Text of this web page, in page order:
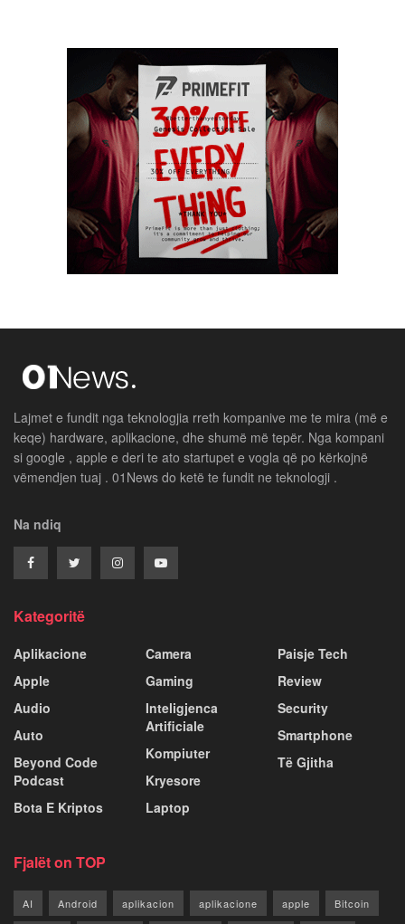
Lajmet e fundit nga teknologjia rreth kompanive me te mira (më e
keqe) hardware, aplikacione, dhe shumë më tepër. Nga kompani
si google , apple e deri te ato startupet e vogla që po kërkojnë
vëmendjen tuaj . 01News do ketë te fundit ne teknologji .
Na ndiq
Kategoritë
Aplikacione
Apple
Audio
Auto
Beyond Code
Podcast
Bota E Kriptos
Camera
Gaming
Inteligjenca
Artificiale
Kompiuter
Kryesore
Laptop
Paisje Tech
Review
Security
Smartphone
Të Gjitha
Fjalët on TOP
AI Android aplikacion aplikacione apple Bitcoin